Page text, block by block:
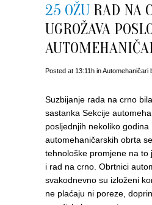
25 OŽU RAD NA
UGROŽAVA
Posted at 13:11h inAutomehaničari
Suzbijanje rada na crno
sastanka Sekcije
posljednjih nekoliko godina
automehaničarskih obrta
tehnološke promjene na to
i rad na crno. Obrtnici
svakodnevno su izloženi
ne plaćaju ni poreze,